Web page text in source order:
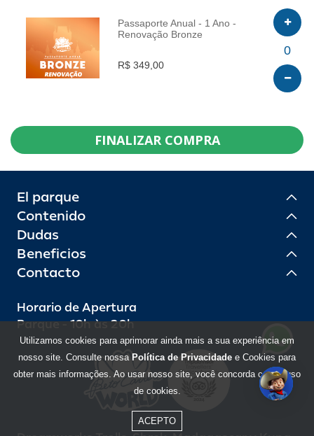
INFO
Passaporte Anual - 1 Ano -
Renovação Bronze
R$ 349,00
0
FINALIZAR COMPRA
El parque
Contenido
Dudas
Beneficios
Contacto
Horario de Apertura
Parque - 10h às 20h
Utilizamos cookies para aprimorar ainda mais a sua experiência em
nosso site. Consulte nossa Política de Privacidade e Cookies para
obter mais informações. Ao usar nosso site, você concorda com o uso
de cookies.
ACEPTO